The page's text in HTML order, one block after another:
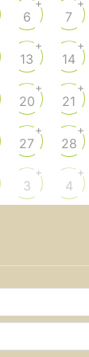
6
+
7
+
13
+
14
+
20
+
21
+
27
+
28
+
3
+
4
+